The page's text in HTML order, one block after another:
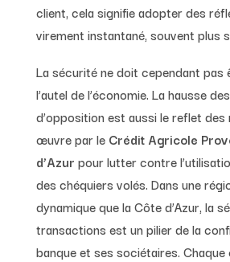
client, cela signifie adopter des
virement instantané, souvent plus
La sécurité ne doit cependant pas
l’autel de l’économie. La hausse
d’opposition est aussi le reflet des
œuvre par le Crédit Agricole
d’Azur pour lutter contre
des chéquiers volés. Dans une
dynamique que la Côte d’Azur, la
transactions est un pilier de la
banque et ses sociétaires.